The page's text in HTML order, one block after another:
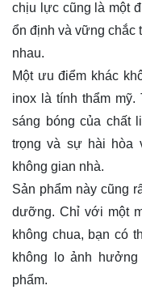
chịu lực cũng là một
ổn định và vững chắc
nhau.
Một ưu điểm khác
inox là tính thẩm
sáng bóng của chất
trọng và sự hài hòa
không gian nhà.
Sản phẩm này cũng
dưỡng. Chỉ với một
không chua, bạn có
không lo ảnh
phẩm.